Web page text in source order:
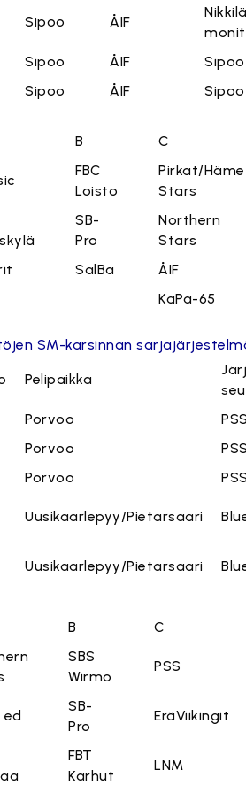
Sipoo ÅIF
Sipoo ÅIF
Sipoo ÅIF
B C
FBC
Loisto
Pirkat/Häme
Stars
SB-
Pro
Northern
Stars
SalBa
ÅIF
KaPa-65
SM-karsinnan
Pelipaikka
Porvoo PSS
Porvoo PSS
Porvoo PSS
Uusikaarlepyy/Pietarsaari
Uusikaarlepyy/Pietarsaari
B C
SBS
Wirmo
PSS
ed
SB-
Pro
EräViikingit
FBT
Karhut
LNM